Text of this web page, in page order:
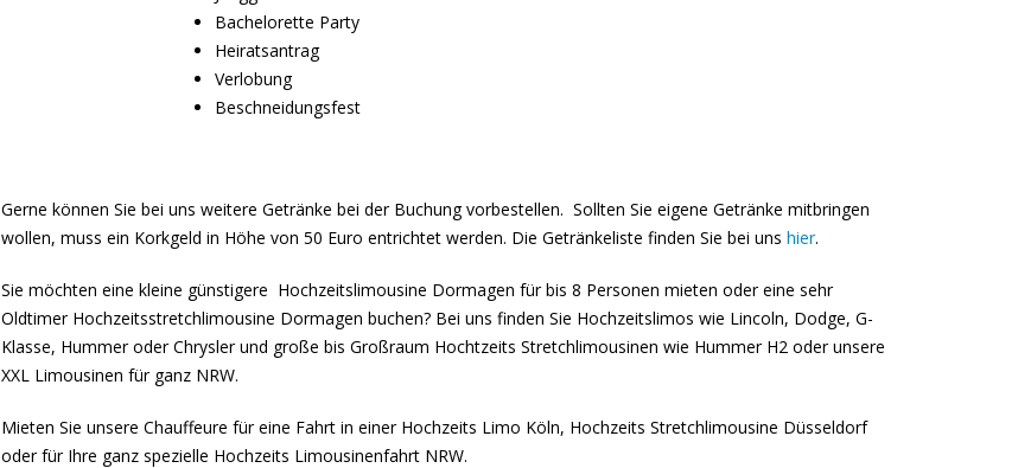
Bachelorette Party
Heiratsantrag
Verlobung
Beschneidungsfest
Gerne können Sie bei uns weitere Getränke bei der Buchung vorbestellen. Sollten Sie eigene Getränke mitbringen
wollen, muss ein Korkgeld in Höhe von 50 Euro entrichtet werden. Die Getränkeliste finden Sie bei uns hier.
Sie möchten eine kleine günstigere Hochzeitslimousine Dormagen für bis 8 Personen mieten oder eine sehr
Oldtimer Hochzeitsstretchlimousine Dormagen buchen? Bei uns finden Sie Hochzeitslimos wie Lincoln, Dodge, G-
Klasse, Hummer oder Chrysler und große bis Großraum Hochtzeits Stretchlimousinen wie Hummer H2 oder unsere
XXL Limousinen für ganz NRW.
Mieten Sie unsere Chauffeure für eine Fahrt in einer Hochzeits Limo Köln, Hochzeits Stretchlimousine Düsseldorf
oder für Ihre ganz spezielle Hochzeits Limousinenfahrt NRW.